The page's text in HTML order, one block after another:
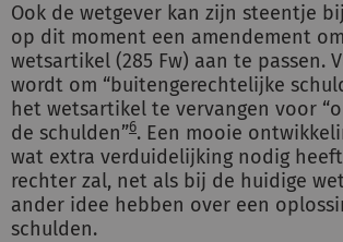
Ook de wetgever kan zijn steentje
op dit moment een amendement
wetsartikel (285 Fw) aan te passen.
wordt om “buitengerechtelijke
het wetsartikel te vervangen voor
de schulden”6. Een mooie
wat extra verduidelijking nodig
rechter zal, net als bij de huidige
ander idee hebben over een
schulden.